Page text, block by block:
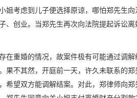
考虑到儿子便选择原谅，哪怕郑先生
创业。当郑先生再次向法院提起诉讼
重婚的情况，故案件极有可能通过调
不其然，开庭前一天，许久未联系的
望双方能调解结案。对此，郑律师向